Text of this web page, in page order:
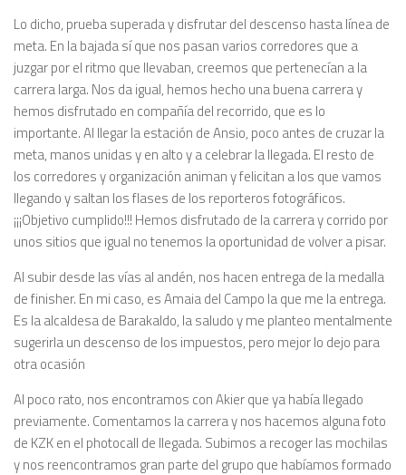
Lo dicho, prueba superada y disfrutar del descenso hasta línea de
meta. En la bajada sí que nos pasan varios corredores que a
juzgar por el ritmo que llevaban, creemos que pertenecían a la
carrera larga. Nos da igual, hemos hecho una buena carrera y
hemos disfrutado en compañía del recorrido, que es lo
importante. Al llegar la estación de Ansio, poco antes de cruzar la
meta, manos unidas y en alto y a celebrar la llegada. El resto de
los corredores y organización animan y felicitan a los que vamos
llegando y saltan los flases de los reporteros fotográficos.
¡¡¡Objetivo cumplido!!! Hemos disfrutado de la carrera y corrido por
unos sitios que igual no tenemos la oportunidad de volver a pisar.
Al subir desde las vías al andén, nos hacen entrega de la medalla
de finisher. En mi caso, es Amaia del Campo la que me la entrega.
Es la alcaldesa de Barakaldo, la saludo y me planteo mentalmente
sugerirla un descenso de los impuestos, pero mejor lo dejo para
otra ocasión
Al poco rato, nos encontramos con Akier que ya había llegado
previamente. Comentamos la carrera y nos hacemos alguna foto
de KZK en el photocall de llegada. Subimos a recoger las mochilas
y nos reencontramos gran parte del grupo que habíamos formado